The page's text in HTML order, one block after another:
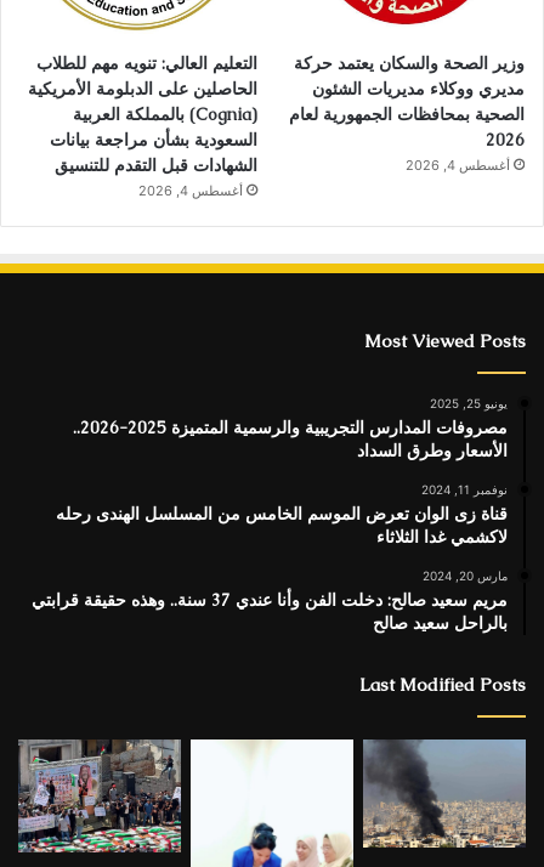
وزير الصحة والسكان يعتمد حركة
مديري ووكلاء مديريات الشئون
الصحية بمحافظات الجمهورية لعام
2026
أغسطس 4, 2026
التعليم العالي: تنويه مهم للطلاب
الحاصلين على الدبلومة الأمريكية
(Cognia) بالمملكة العربية
السعودية بشأن مراجعة بيانات
الشهادات قبل التقدم للتنسيق
أغسطس 4, 2026
Most Viewed Posts
يونيو 25, 2025
مصروفات المدارس التجريبية والرسمية المتميزة 2025-2026..
الأسعار وطرق السداد
نوفمبر 11, 2024
قناة زى الوان تعرض الموسم الخامس من المسلسل الهندى رحله
لاكشمي غدا الثلاثاء
مارس 20, 2024
مريم سعيد صالح: دخلت الفن وأنا عندي 37 سنة.. وهذه حقيقة قرابتي
بالراحل سعيد صالح
Last Modified Posts